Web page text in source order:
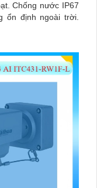
ổn định ngoài trời.